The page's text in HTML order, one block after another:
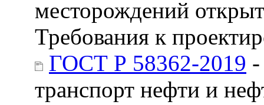
месторождений
Требования к
ГОСТ Р 58362-2019
транспорт нефти и